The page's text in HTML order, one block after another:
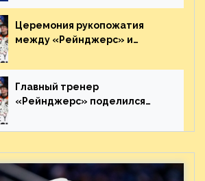
пятаке. Видео
Церемония рукопожатия
между «Рейнджерс» и
матча плей-офф. Видео
Главный тренер
«Рейнджерс» поделился
предстоящего финала